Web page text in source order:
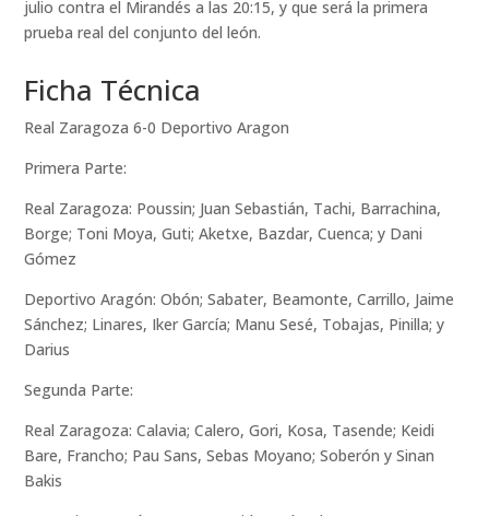
julio contra el Mirandés a las 20:15, y que será la primera
prueba real del conjunto del león.
Ficha Técnica
Real Zaragoza 6-0 Deportivo Aragon
Primera Parte:
Real Zaragoza: Poussin; Juan Sebastián, Tachi, Barrachina,
Borge; Toni Moya, Guti; Aketxe, Bazdar, Cuenca; y Dani
Gómez
Deportivo Aragón: Obón; Sabater, Beamonte, Carrillo, Jaime
Sánchez; Linares, Iker García; Manu Sesé, Tobajas, Pinilla; y
Darius
Segunda Parte:
Real Zaragoza: Calavia; Calero, Gori, Kosa, Tasende; Keidi
Bare, Francho; Pau Sans, Sebas Moyano; Soberón y Sinan
Bakis